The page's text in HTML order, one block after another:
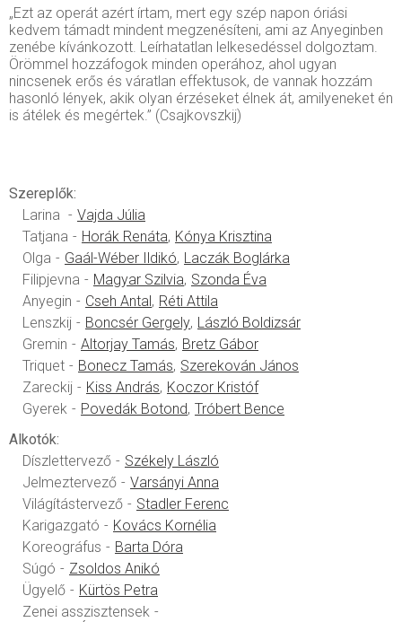
„Ezt az operát azért írtam, mert egy szép napon óriási
kedvem támadt mindent megzenésíteni, ami az Anyeginben
zenébe kívánkozott. Leírhatatlan lelkesedéssel dolgoztam.
Örömmel hozzáfogok minden operához, ahol ugyan
nincsenek erős és váratlan effektusok, de vannak hozzám
hasonló lények, akik olyan érzéseket élnek át, amilyeneket én
is átélek és megértek.” (Csajkovszkij)
Szereplők:
Larina
Vajda Júlia
Tatjana
Horák Renáta Kónya Krisztina
Olga
Gaál-Wéber Ildikó Laczák Boglárka
Filipjevna
Magyar Szilvia Szonda Éva
Anyegin
Cseh Antal Réti Attila
Lenszkij
Boncsér Gergely László Boldizsár
Gremin
Altorjay Tamás Bretz Gábor
Triquet
Bonecz Tamás Szerekován János
Zareckij
Kiss András Koczor Kristóf
Gyerek
Povedák Botond Tróbert Bence
Alkotók:
Díszlettervező
Székely László
Jelmeztervező
Varsányi Anna
Világítástervező
Stadler Ferenc
Karigazgató
Kovács Kornélia
Koreográfus
Barta Dóra
Súgó
Zsoldos Anikó
Ügyelő
Kürtös Petra
Zenei asszisztensek